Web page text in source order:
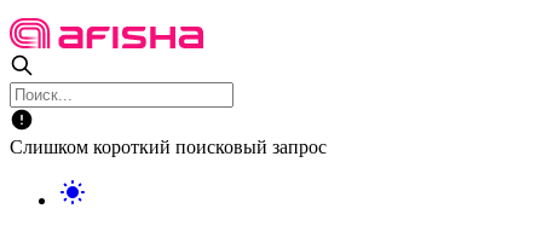
Слишком короткий поисковый запрос